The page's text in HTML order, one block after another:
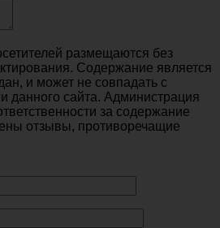
размещаются без
Содержание является
и может не совпадать с
данного сайта. Администрация
за содержание
отзывы, противоречащие